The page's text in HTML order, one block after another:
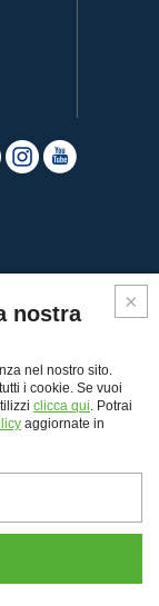
di
nostra
nel nostro sito.
i cookie. Se vuoi
clicca qui. Potrai
aggiornate in